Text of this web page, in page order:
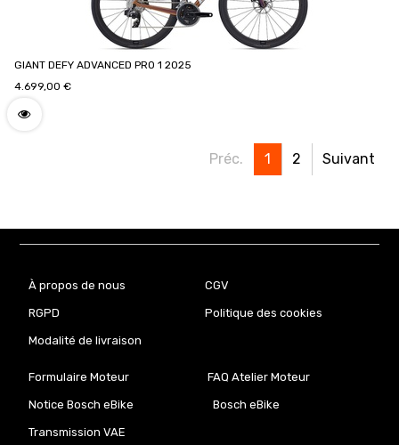
GIANT DEFY ADVANCED PRO 1 2025
4.699,00 €
Préc. 1 2 Suivant
À propos de nous CGV
RGPD Politique des cookies
Modalité de livraison
Formulaire Moteur FAQ Atelier Moteur
Notice Bosch eBike Bosch eBike
Transmission VAE